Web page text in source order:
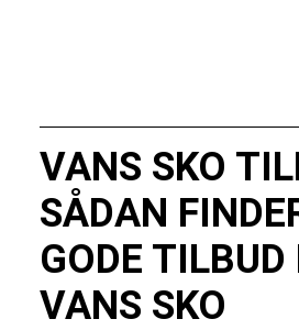
VANS SKO
SÅDAN
GODE TILBUD
VANS SKO